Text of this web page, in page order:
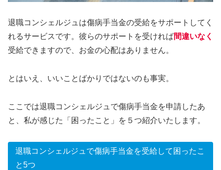
退職コンシェルジュは傷病手当金の受給をサポートしてく
れるサービスです。彼らのサポートを受ければ間違いなく
受給できますので、お金の心配はありません。
とはいえ、いいことばかりではないのも事実。
ここでは退職コンシェルジュで傷病手当金を申請したあ
と、私が感じた「困ったこと」を５つ紹介いたします。
退職コンシェルジュで傷病手当金を受給して困ったこ
と5つ